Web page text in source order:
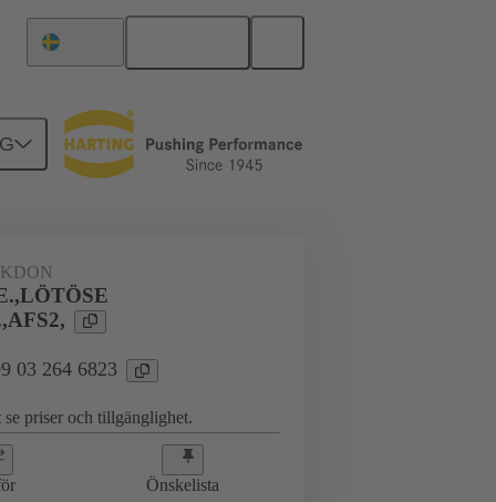
03 264 6823
priser och tillgänglighet.
Önskelista